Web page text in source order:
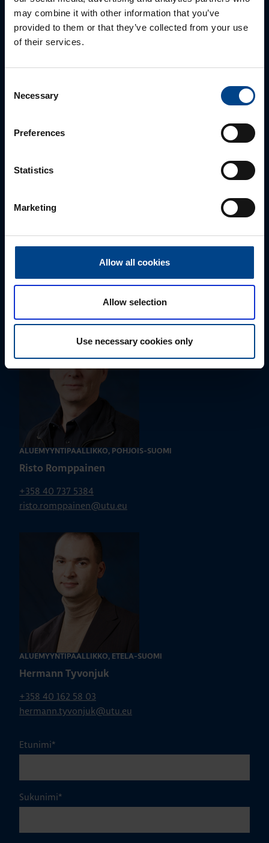
may combine it with other information that you’ve
provided to them or that they’ve collected from your use
of their services.
Selection
Necessary
Preferences
Statistics
Marketing
Allow all cookies
Allow selection
Use necessary cookies only
ALUEMYYNTIPÄÄLLIKKÖ, LÄNSI-SUOMI
jussi.pernaa@utu.eu
ALUEMYYNTIPÄÄLLIKKÖ, ITÄ-SUOMI
+358 40 687 7998
susanna.ahokas@utu.eu
ALUEMYYNTIPÄÄLLIKKÖ, POHJOIS-SUOMI
Risto Romppainen
+358 40 737 5384
risto.romppainen@utu.eu
ALUEMYYNTIPÄÄLLIKKÖ, ETELÄ-SUOMI
Hermann Tyvonjuk
+358 40 162 58 03
hermann.tyvonjuk@utu.eu
Etunimi*
Sukunimi*